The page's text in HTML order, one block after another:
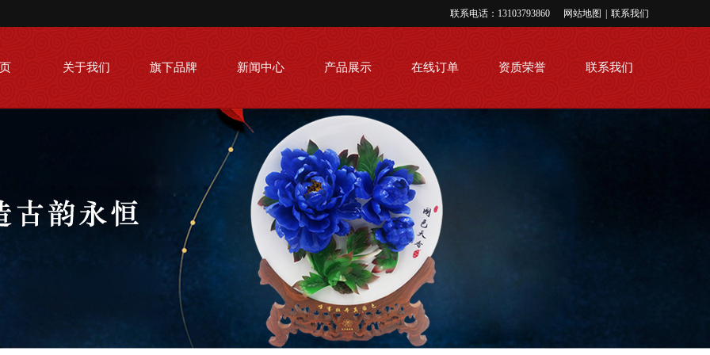
联系电话：13103793860 网站地图 联系我们
关于我们 旗下品牌 新闻中心 产品展示 在线订单 资质荣誉 联系我们